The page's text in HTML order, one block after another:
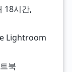
18시간,
Lightroom
북